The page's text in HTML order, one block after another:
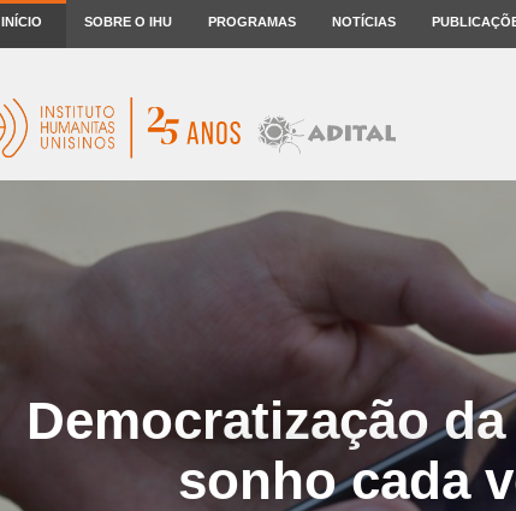
INÍCIO SOBRE O IHU PROGRAMAS NOTÍCIAS
Democratização
sonho cada